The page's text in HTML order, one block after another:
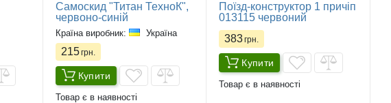
Самоскид "Титан ТехноК",
червоно-синій
Країна виробник: Україна
215грн.
Купити
Товар є в наявності
Поїзд-конструктор 1 причіп
013115 червоний
383грн.
Купити
Товар є в наявності